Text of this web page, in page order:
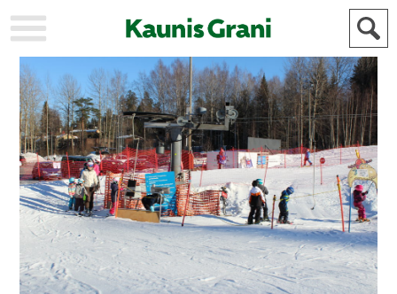
KAUPUNKI
STADEN
AJANKOHTAISTA
AKTUELLT
URHEILU
IDROTT
KULTTUURI
KULTUR
HISTORIA
HISTORIA
YLEINEN
ALLMÄN
MAINOSTAJILLE
FÖR
ANNONSÖRER